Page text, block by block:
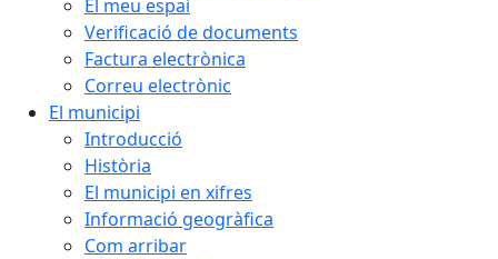
El meu espai
Verificació de documents
Factura electrònica
Correu electrònic
El municipi
Introducció
Història
El municipi en xifres
Informació geogràfica
Com arribar